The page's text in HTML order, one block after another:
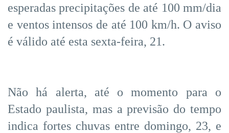
esperadas precipitações de até 100 mm/dia
e ventos intensos de até 100 km/h. O aviso
é válido até esta sexta-feira, 21.
Não há alerta, até o momento para o
Estado paulista, mas a previsão do tempo
indica fortes chuvas entre domingo, 23, e